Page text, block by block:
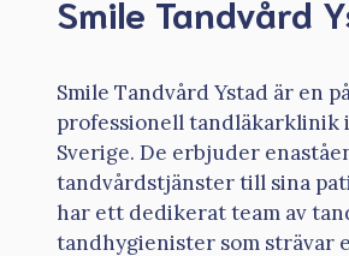
Smile Tandvård
Smile Tandvård Ystad är en
professionell tandläkarklinik i
Sverige. De erbjuder
tandvårdstjänster till sina
har ett dedikerat team av
tandhygienister som strävar